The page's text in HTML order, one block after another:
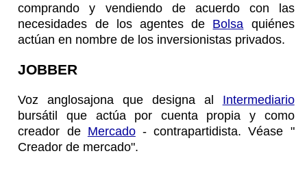
comprando y vendiendo de acuerdo con las
necesidades de los agentes de Bolsa quiénes
actúan en nombre de los inversionistas privados.
JOBBER
Voz anglosajona que designa al Intermediario
bursátil que actúa por cuenta propia y como
creador de Mercado- contrapartidista. Véase "
Creador de mercado".